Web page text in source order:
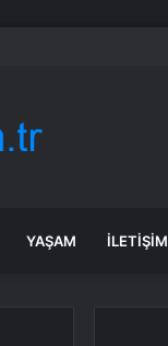
Zaferini Kutladı
YAŞAM İLETIŞIM